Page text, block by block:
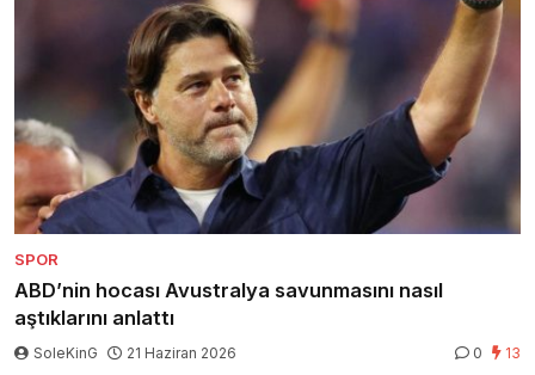
SPOR
ABD’nin hocası Avustralya savunmasını nasıl
aştıklarını anlattı
SoleKinG 21 Haziran 2026 0 13